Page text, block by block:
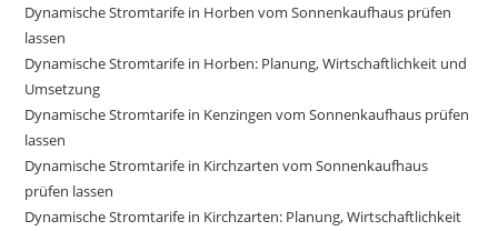
Dynamische Stromtarife in Horben vom Sonnenkaufhaus prüfen
lassen
Dynamische Stromtarife in Horben: Planung, Wirtschaftlichkeit und
Umsetzung
Dynamische Stromtarife in Kenzingen vom Sonnenkaufhaus prüfen
lassen
Dynamische Stromtarife in Kirchzarten vom Sonnenkaufhaus
prüfen lassen
Dynamische Stromtarife in Kirchzarten: Planung, Wirtschaftlichkeit